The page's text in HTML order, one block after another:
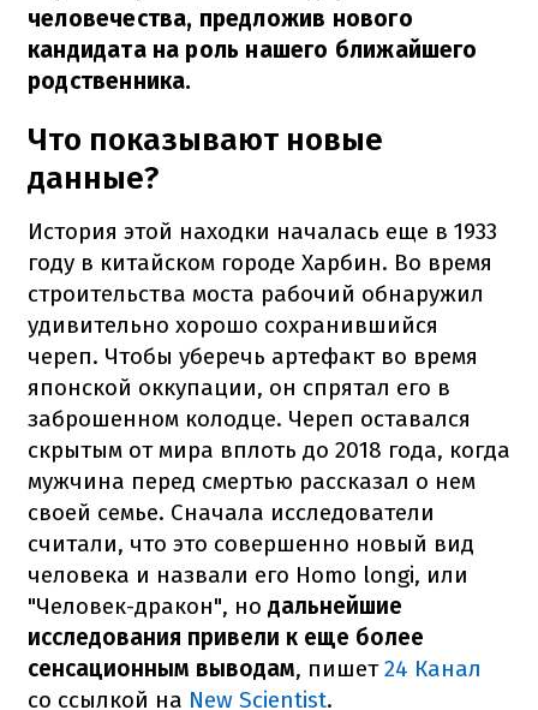
человечества, предложив нового
кандидата на роль нашего ближайшего
родственника.
Что показывают новые
данные?
История этой находки началась еще в 1933
году в китайском городе Харбин. Во время
строительства моста рабочий обнаружил
удивительно хорошо сохранившийся
череп. Чтобы уберечь артефакт во время
японской оккупации, он спрятал его в
заброшенном колодце. Череп оставался
скрытым от мира вплоть до 2018 года, когда
мужчина перед смертью рассказал о нем
своей семье. Сначала исследователи
считали, что это совершенно новый вид
человека и назвали его Homo longi, или
"Человек-дракон", но дальнейшие
исследования привели к еще более
сенсационным выводам, пишет24 Канал
со ссылкой на New Scientist.